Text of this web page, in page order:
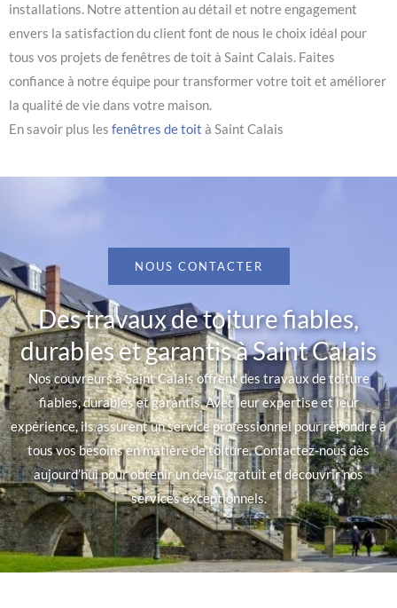
installations. Notre attention au détail et notre engagement
envers la satisfaction du client font de nous le choix idéal pour
tous vos projets de fenêtres de toit à Saint Calais. Faites
confiance à notre équipe pour transformer votre toit et améliorer
la qualité de vie dans votre maison.
En savoir plus les fenêtres de toit à Saint Calais
NOUS CONTACTER
Des travaux de toiture fiables,
durables et garantis à Saint Calais
Nos couvreurs à Saint Calais offrent des travaux de toiture
fiables, durables et garantis. Avec leur expertise et leur
expérience, ils assurent un service professionnel pour répondre à
tous vos besoins en matière de toiture. Contactez-nous dès
aujourd’hui pour obtenir un devis gratuit et découvrir nos
services exceptionnels.